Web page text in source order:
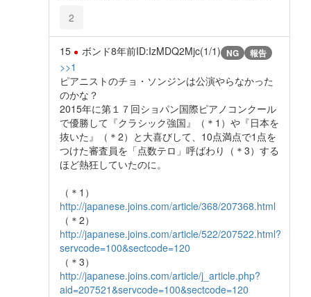
2
15 ボンド8年前ID:IzMDQ2Mjc(1/1) NG 報告
>>1
ピアニストのチョ・ソンジンは公演やらなかった
のかな？
2015年に第１７回ショパン国際ピアノコンクール
で優勝して『クラシック強国』（＊1）や『日本を
抜いた』（＊2）と大喜びして、10点満点で1点を
つけた審査員を「点数テロ」呼ばわり（＊3）する
ほど熱狂していたのに。
（＊1）
http://japanese.joins.com/article/368/207368.html
（＊2）
http://japanese.joins.com/article/522/207522.html?
servcode=100&sectcode=120
（＊3）
http://japanese.joins.com/article/j_article.php?
aid=207521&servcode=100&sectcode=120